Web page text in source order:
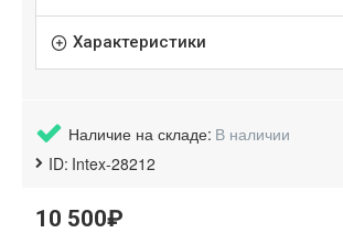
Характеристики
Наличие на складе: В наличии
ID: Intex-28212
10 500₽